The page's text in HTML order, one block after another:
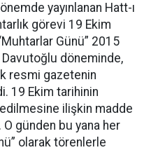
yayınlanan Hatt-ı
görevi 19 Ekim
Günü” 2015
döneminde,
resmi gazetenin
19 Ekim tarihinin
ilişkin madde
günden bu yana her
olarak törenlerle